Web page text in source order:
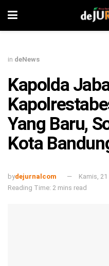
in deNews
Kapolda
Yang Baru,
Kota
bydejurnalcom
Kamis,
Reading Time: 2 mins read